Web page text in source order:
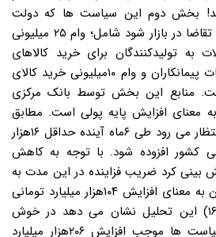
شد! بخش دوم این سیاست ها که دولت
انتظار دارد موجب تحریک تقاضا در بازار شود شامل؛ وام ۲۵ میلیونی
به تولیدکنندگان برای خرید کالاهای
واسطه ای، پرداخت مطالبات پیمانکاران و وام ۱۰میلیونی خرید کالای
منابع این بخش توسط بانک مرکزی
معنای افزایش پایه پولی است. مطابق
اعداد و ارقام اعلام شده، انتظار می رود طی ۶ماه آینده حداقل ۱۶هزار
کشور افزوده شود. با توجه به کاهش
بینی کرد ضریب فزاینده در این مدت به
عدد ۶.۵ خواهد رسید و این به معنای افزایش ۱۰۴هزار میلیارد تومانی
نقدینگی است.( ۱۰۴=۶.۵*۱۶) این تحلیل نشان می دهد در خوش
بینانه ترین حالت این سیاست ها موجب افزایش ۲۰۶هزار میلیارد